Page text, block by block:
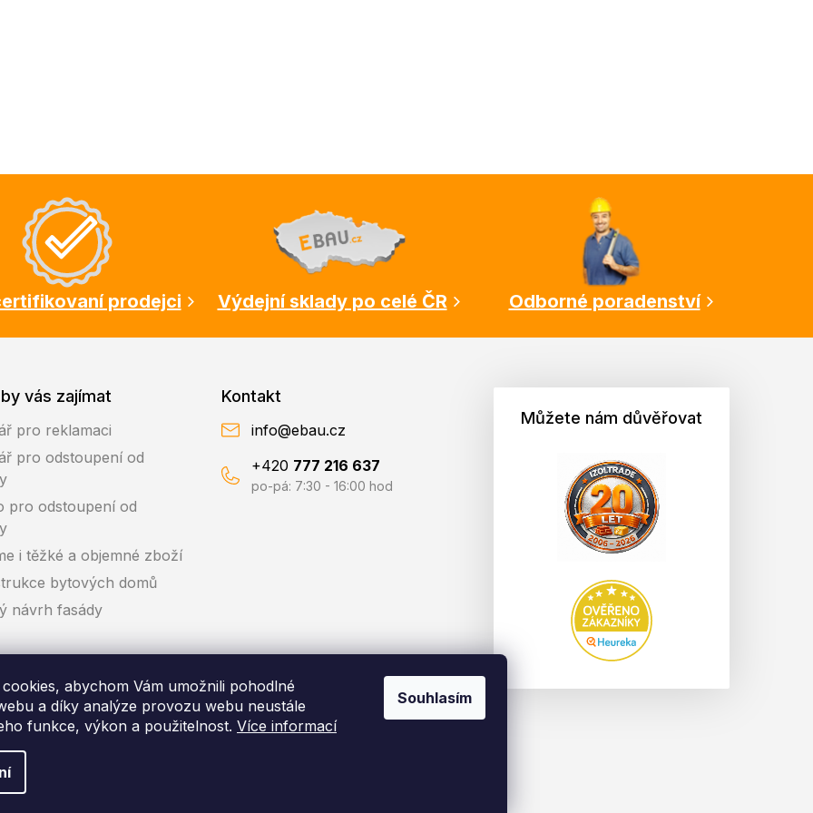
abychom Vám umožnili pohodlné
a díky analýze provozu webu neustále
funkce, výkon a použitelnost. Více informací
Souhlasím
prodejci Výdejní sklady po celé ČR Odborné poradenství
vás zajímat
pro reklamaci
pro odstoupení od
pro odstoupení od
i těžké a objemné zboží
bytových domů
návrh fasády
Kontakt
info@ebau.cz
+420 777 216 637
po-pá: 7:30 - 16:00 hod
Můžete nám důvěřovat